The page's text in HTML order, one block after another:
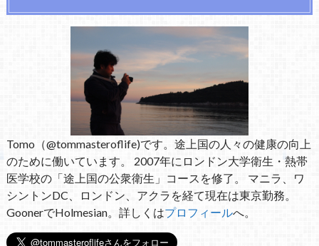
Tomo（@tommasteroflife)です。途上国の人々の健康の向上
のために働いています。 2007年にロンドン大学衛生・熱帯
医学校の「途上国の公衆衛生」コースを修了。 マニラ、ワ
シントンDC、ロンドン、アクラを経て現在は東京勤務。
GoonerでHolmesian。詳しくはプロフィールへ。